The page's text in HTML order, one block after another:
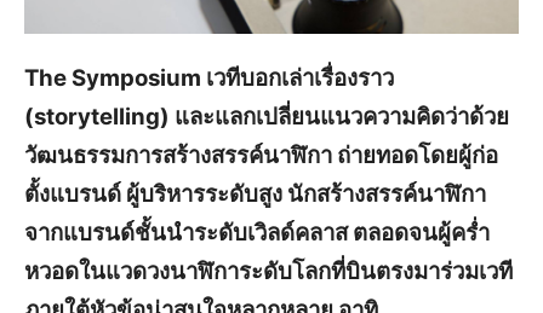
The Symposium เวทีบอกเล่าเรื่องราว
(storytelling) และแลกเปลี่ยนแนวความคิดว่าด้วย
วัฒนธรรมการสร้างสรรค์นาฬิกา ถ่ายทอดโดยผู้ก่อ
ตั้งแบรนด์ ผู้บริหารระดับสูง นักสร้างสรรค์นาฬิกา
จากแบรนด์ชั้นนำระดับเวิลด์คลาส ตลอดจนผู้คร่ำ
หวอดในแวดวงนาฬิการะดับโลกที่บินตรงมาร่วมเวที